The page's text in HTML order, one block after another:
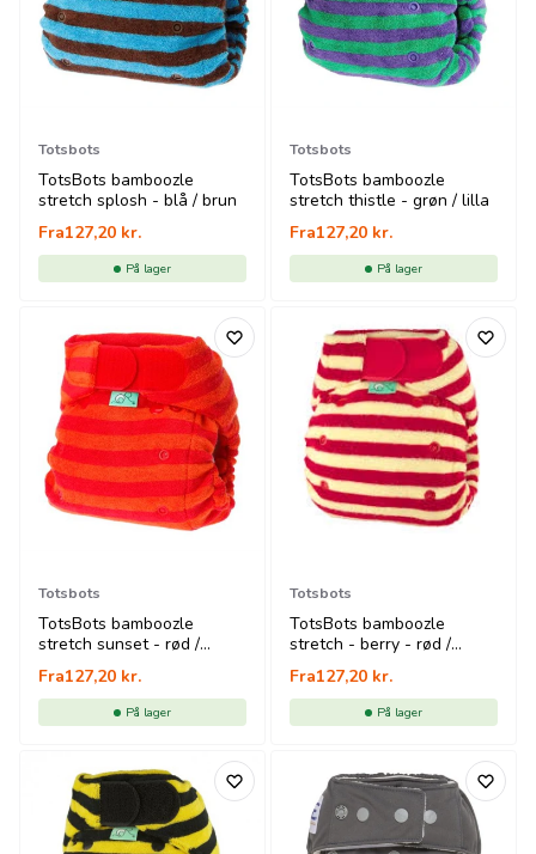
Totsbots
TotsBots bamboozle
stretch splosh - blå / brun
Fra127,20 kr.
På lager
Totsbots
TotsBots bamboozle
stretch thistle - grøn / lilla
Fra127,20 kr.
På lager
Totsbots
TotsBots bamboozle
stretch sunset - rød /
orange
Fra127,20 kr.
På lager
Totsbots
TotsBots bamboozle
stretch - berry - rød /
råhvid
Fra127,20 kr.
På lager